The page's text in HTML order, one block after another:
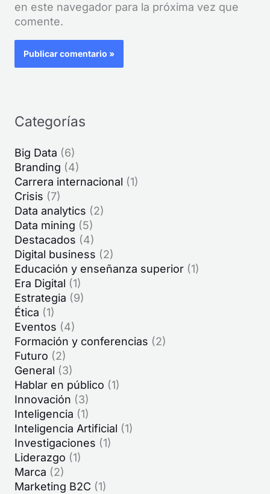
en este navegador para la próxima vez que
comente.
Categorías
Big Data (6)
Branding (4)
Carrera internacional (1)
Crisis (7)
Data analytics (2)
Data mining (5)
Destacados (4)
Digital business (2)
Educación y enseñanza superior (1)
Era Digital (1)
Estrategia (9)
Ética (1)
Eventos (4)
Formación y conferencias (2)
Futuro (2)
General (3)
Hablar en público (1)
Innovación (3)
Inteligencia (1)
Inteligencia Artificial (1)
Investigaciones (1)
Liderazgo (1)
Marca (2)
Marketing B2C (1)